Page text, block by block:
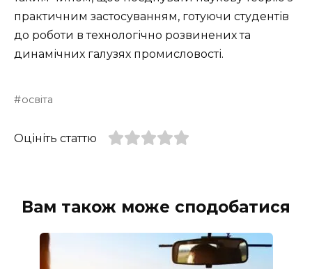
практичним застосуванням, готуючи студентів
до роботи в технологічно розвинених та
динамічних галузях промисловості.
освіта
Оцініть статтю
Вам також може сподобатися